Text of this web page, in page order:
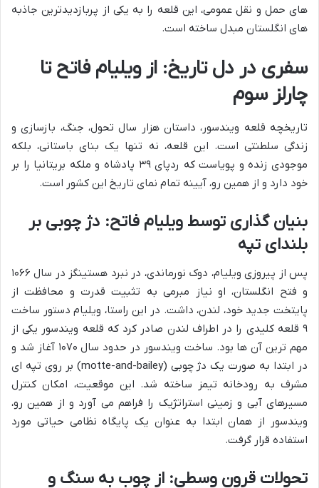
های حمل و نقل عمومی، این قلعه را به یکی از پربازدیدترین جاذبه
های انگلستان مبدل ساخته است.
سفری در دل تاریخ: از ویلیام فاتح تا
چارلز سوم
تاریخچه قلعه ویندسور، داستان هزار سال تحول، جنگ، بازسازی و
زندگی سلطنتی است. این قلعه، نه تنها یک بنای باستانی، بلکه
موجودی زنده و پویاست که ردپای ۳۹ پادشاه و ملکه بریتانیا را بر
خود دارد و از همین رو، آیینه تمام نمای تاریخ این کشور است.
بنیان گذاری توسط ویلیام فاتح: دژ چوبی بر
بلندای تپه
پس از پیروزی ویلیام، دوک نورماندی، در نبرد هستینگز در سال ۱۰۶۶
و فتح انگلستان، او نیاز مبرمی به تثبیت قدرت و محافظت از
پایتخت جدید خود، لندن، داشت. در این راستا، ویلیام دستور ساخت
۹ قلعه کلیدی را در اطراف لندن صادر کرد که قلعه ویندسور یکی از
مهم ترین آن ها بود. ساخت ویندسور در حدود سال ۱۰۷۰ آغاز شد و
در ابتدا به صورت یک دژ چوبی (motte-and-bailey) بر روی تپه ای
مشرف به رودخانه تیمز ساخته شد. این موقعیت، امکان کنترل
مسیرهای آبی و زمینی استراتژیک را فراهم می آورد و از همین رو،
ویندسور از همان ابتدا به عنوان یک پایگاه نظامی حیاتی مورد
استفاده قرار گرفت.
تحولات قرون وسطی: از چوب به سنگ و